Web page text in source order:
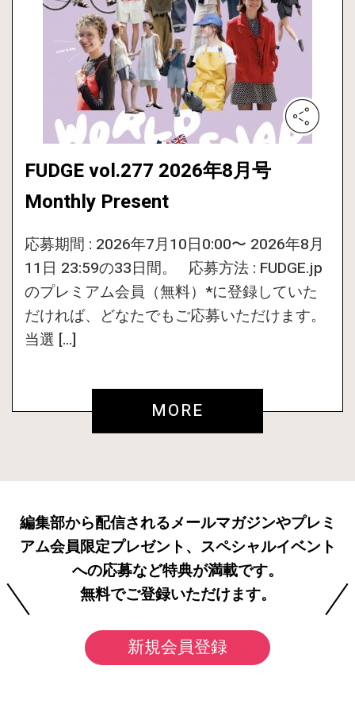
FUDGE vol.277 2026年8月号
Monthly Present
応募期間 : 2026年7月10日0:00〜 2026年8月
11日 23:59の33日間。 応募方法 : FUDGE.jp
のプレミアム会員（無料）*に登録していた
だければ、どなたでもご応募いただけます。
当選 […]
MORE
編集部から配信されるメールマガジンやプレミ
アム会員限定プレゼント、スペシャルイベント
への応募など特典が満載です。
無料でご登録いただけます。
新規会員登録